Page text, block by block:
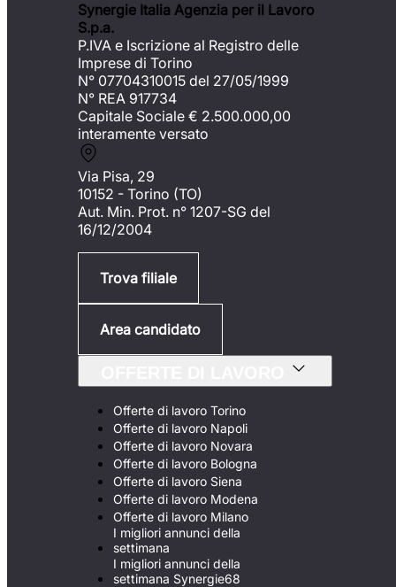
Synergie Italia Agenzia per il Lavoro
S.p.a.
P.IVA e Iscrizione al Registro delle
Imprese di Torino
N° 07704310015 del 27/05/1999
N° REA 917734
Capitale Sociale € 2.500.000,00
interamente versato
Via Pisa, 29
10152 - Torino (TO)
Aut. Min. Prot. n° 1207-SG del
16/12/2004
Trova filiale
Area candidato
Offerte di lavoro Torino
Offerte di lavoro Napoli
Offerte di lavoro Novara
Offerte di lavoro Bologna
Offerte di lavoro Siena
Offerte di lavoro Modena
Offerte di lavoro Milano
I migliori annunci della
settimana
I migliori annunci della
settimana Synergie68